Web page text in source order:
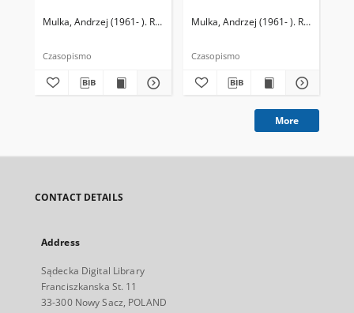
Mulka, Andrzej (1961- ). Redaktor naczelny
Czasopismo
Mulka, Andrzej (1961- ). Redaktor
Czasopismo
More
CONTACT DETAILS
Address
Sądecka Digital Library
Franciszkanska St. 11
33-300 Nowy Sacz, POLAND